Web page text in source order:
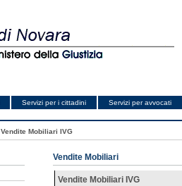
Servizi per i cittadini Servizi per avvocati
Vendite Mobiliari IVG
Vendite Mobiliari
Vendite Mobiliari IVG